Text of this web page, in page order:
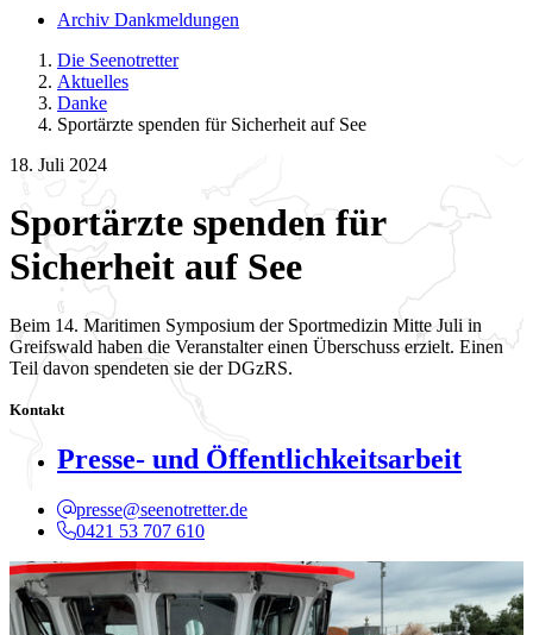
Archiv Dankmeldungen
Die Seenotretter
Aktuelles
Danke
Sportärzte spenden für Sicherheit auf See
18. Juli 2024
Sportärzte spenden für
Sicherheit auf See
Beim 14. Maritimen Symposium der Sportmedizin Mitte Juli in
Greifswald haben die Veranstalter einen Überschuss erzielt. Einen
Teil davon spendeten sie der DGzRS.
Kontakt
Presse- und Öffentlichkeitsarbeit
presse@seenotretter.de
0421 53 707 610